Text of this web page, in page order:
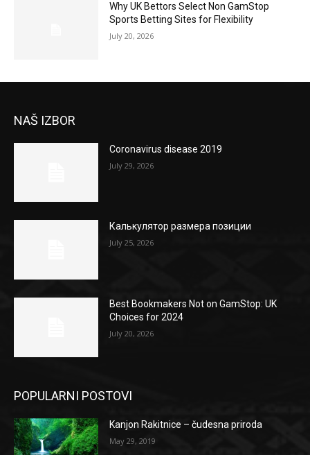
Why UK Bettors Select Non GamStop
Sports Betting Sites for Flexibility
July 20, 2026
NAŠ IZBOR
Coronavirus disease 2019
July 29, 2026
Калькулятор размера позиции
July 25, 2026
Best Bookmakers Not on GamStop: UK
Choices for 2024
July 20, 2026
POPULARNI POSTOVI
Kanjon Rakitnice – čudesna priroda
May 29, 2019